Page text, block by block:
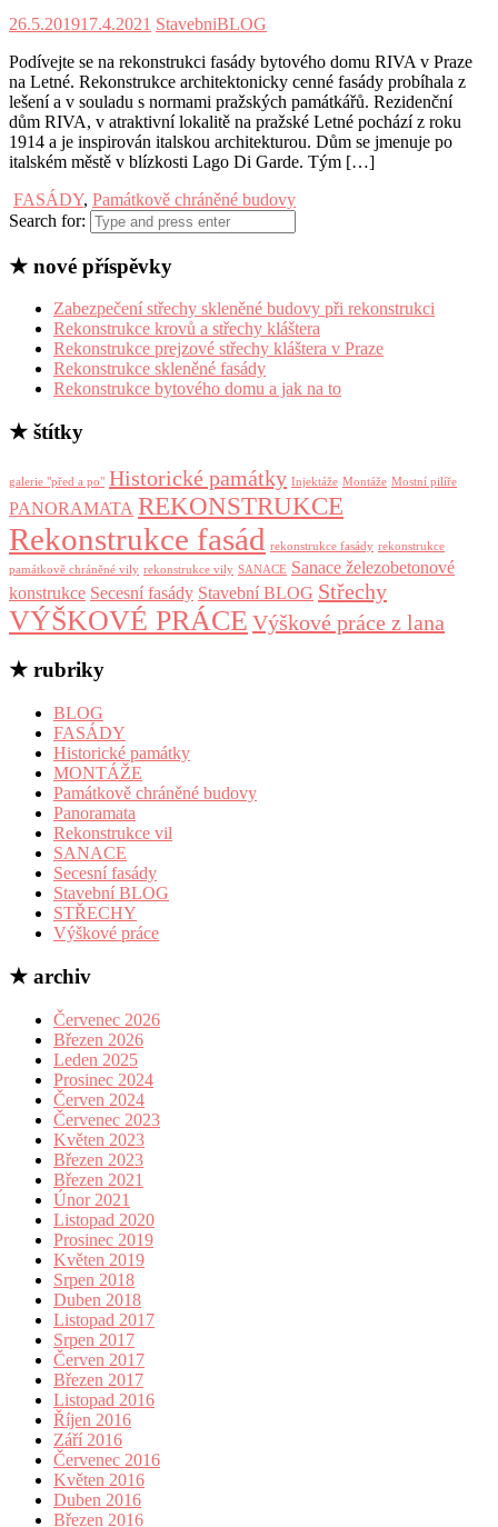
26.5.201917.4.2021 StavebniBLOG
Podívejte se na rekonstrukci fasády bytového domu RIVA v Praze
na Letné. Rekonstrukce architektonicky cenné fasády probíhala z
lešení a v souladu s normami pražských památkářů. Rezidenční
dům RIVA, v atraktivní lokalitě na pražské Letné pochází z roku
1914 a je inspirován italskou architekturou. Dům se jmenuje po
italském městě v blízkosti Lago Di Garde. Tým […]
FASÁDY, Památkově chráněné budovy
Search for:
★ nové příspěvky
Zabezpečení střechy skleněné budovy při rekonstrukci
Rekonstrukce krovů a střechy kláštera
Rekonstrukce prejzové střechy kláštera v Praze
Rekonstrukce skleněné fasády
Rekonstrukce bytového domu a jak na to
★ štítky
galerie "před a po" Historické památky Injektáže Montáže Mostní pilíře
PANORAMATA REKONSTRUKCE
Rekonstrukce fasád rekonstrukce fasády rekonstrukce
památkově chráněné vily rekonstrukce vily SANACE Sanace železobetonové
konstrukce Secesní fasády Stavební BLOG Střechy
VÝŠKOVÉ PRÁCE Výškové práce z lana
★ rubriky
BLOG
FASÁDY
Historické památky
MONTÁŽE
Památkově chráněné budovy
Panoramata
Rekonstrukce vil
SANACE
Secesní fasády
Stavební BLOG
STŘECHY
Výškové práce
★ archiv
Červenec 2026
Březen 2026
Leden 2025
Prosinec 2024
Červen 2024
Červenec 2023
Květen 2023
Březen 2023
Březen 2021
Únor 2021
Listopad 2020
Prosinec 2019
Květen 2019
Srpen 2018
Duben 2018
Listopad 2017
Srpen 2017
Červen 2017
Březen 2017
Listopad 2016
Říjen 2016
Září 2016
Červenec 2016
Květen 2016
Duben 2016
Březen 2016